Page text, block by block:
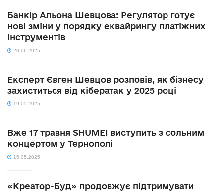
Банкір Альона Шевцова: Регулятор готує
нові зміни у порядку еквайрингу платіжних
інструментів
20.06.2025
Експерт Євген Шевцов розповів, як бізнесу
захиститься від кібератак у 2025 році
19.05.2025
Вже 17 травня SHUMEI виступить з сольним
концертом у Тернополі
15.05.2025
«Креатор-Буд» продовжує підтримувати